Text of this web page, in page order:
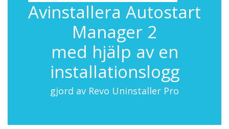
Avinstallera Autostart
Manager 2
med hjälp av en
installationslogg
gjord av Revo Uninstaller Pro